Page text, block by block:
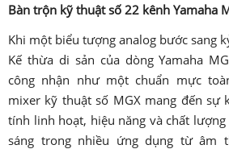
Bàn trộn kỹ thuật số 22 kênh Yamaha
Khi một biểu tượng analog bước sang
Kế thừa di sản của dòng Yamaha
công nhận như một chuẩn mực
mixer kỹ thuật số MGX mang đến sự
tính linh hoạt, hiệu năng và chất
sáng trong nhiều ứng dụng từ âm